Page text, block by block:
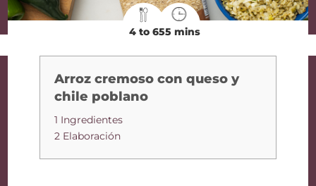
4 to 655 mins
Arroz cremoso con queso y
chile poblano
1 Ingredientes
2 Elaboración